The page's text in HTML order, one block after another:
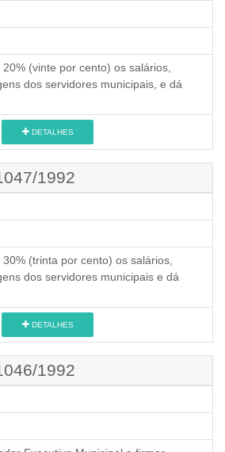
(vinte por cento) os salários,
dos servidores municipais, e dá
DETALHES
1992
(trinta por cento) os salários,
dos servidores municipais e dá
DETALHES
1992